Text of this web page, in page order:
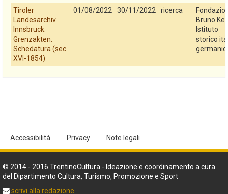
Tiroler
Landesarchiv
Innsbruck.
Grenzakten.
Schedatura (sec.
XVI-1854)
01/08/2022 30/11/2022 ricerca
Bruno
Istituto
storico
Accessibilità Privacy Note legali
© 2014 - 2016 TrentinoCultura - Ideazione e coordinamento a cura
del Dipartimento Cultura, Turismo, Promozione e Sport
scrivi alla redazione